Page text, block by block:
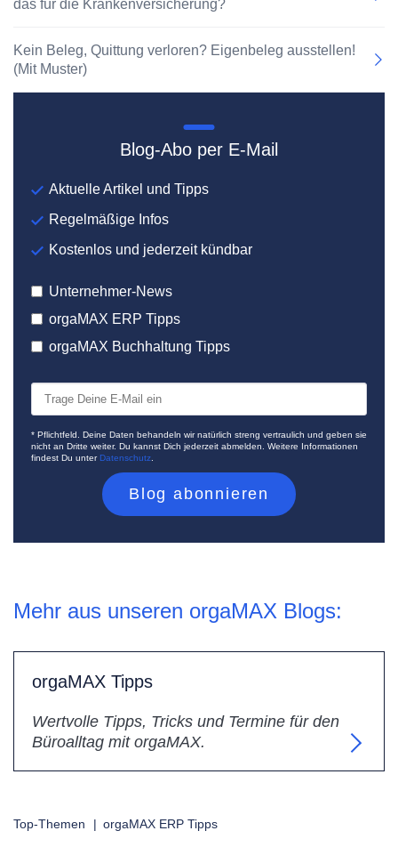
das für die Krankenversicherung?
Kein Beleg, Quittung verloren? Eigenbeleg ausstellen!
(Mit Muster)
Blog-Abo per E-Mail
Aktuelle Artikel und Tipps
Regelmäßige Infos
Kostenlos und jederzeit kündbar
Unternehmer-News
orgaMAX ERP Tipps
orgaMAX Buchhaltung Tipps
* Pflichtfeld. Deine Daten behandeln wir natürlich streng vertraulich und geben sie
nicht an Dritte weiter. Du kannst Dich jederzeit abmelden. Weitere Informationen
findest Du unterDatenschutz
Mehr aus unseren orgaMAX Blogs:
orgaMAX Tipps
Wertvolle Tipps, Tricks und Termine für den
Büroalltag mit orgaMAX.
Top-Themen | orgaMAX ERP Tipps